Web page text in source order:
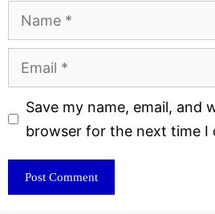
Name
Email
Website
Save my name, email, and
browser for the next time I